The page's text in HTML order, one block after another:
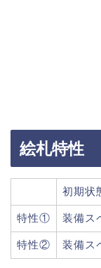
絵札特性
初期状
特性① 装備ス
特性② 装備ス